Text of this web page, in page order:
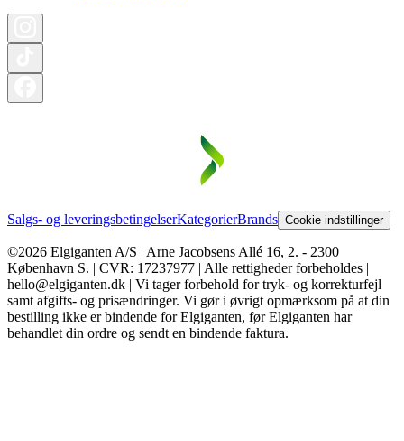
Salgs- og leveringsbetingelserKategorierBrands Cookie indstillinger
©2026 Elgiganten A/S | Arne Jacobsens Allé 16, 2. - 2300
København S. | CVR: 17237977 | Alle rettigheder forbeholdes |
hello@elgiganten.dk | Vi tager forbehold for tryk- og korrekturfejl
samt afgifts- og prisændringer. Vi gør i øvrigt opmærksom på at din
bestilling ikke er bindende for Elgiganten, før Elgiganten har
behandlet din ordre og sendt en bindende faktura.